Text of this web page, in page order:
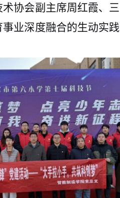
术协会副主席周红霞、
事业深度融合的生动实